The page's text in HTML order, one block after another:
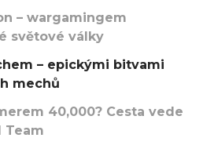
– wargamingem
světové války
– epickými bitvami
mechů
40,000? Cesta vede
Team